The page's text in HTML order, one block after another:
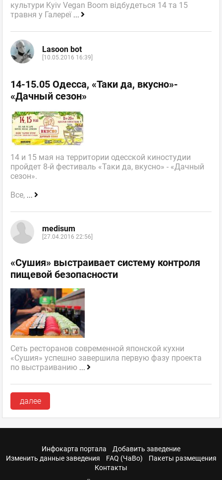
культури Kyiv Vegan Boom відбудеться 14 та 15
травня у Галереї ...
Lasoon bot
[10.05.2016 16:39]
14-15.05 Одесса, «Таки да, вкусно»-
«Дачный сезон»
14 и 15 мая на территории одесской киностудии
пройдет 8-й фестиваль «Таки да, вкусно» - «Дачный
сезон».
Все, ...
medisum
[27.04.2016 22:56]
«Сушия» выстраивает систему контроля
пищевой безопасности
Сеть ресторанов современной японской кухни
«Сушия» успешно завершила первую фазу проекта
по выстраиванию ...
далее
Инфокарта портала
Добавить заведение
Изменить данные заведения
FAQ (ЧаВо)
Пакеты размещения
Контакты